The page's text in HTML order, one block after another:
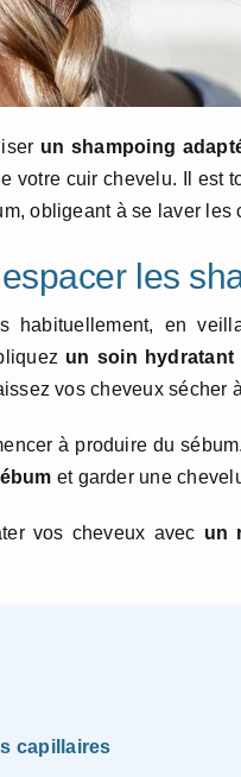
un shampoing
votre cuir chevelu. Il est
obligeant à se laver les
les
habituellement, en
un soin hydratant
vos cheveux sécher
à produire du
et garder une
vos cheveux avec un
capillaires